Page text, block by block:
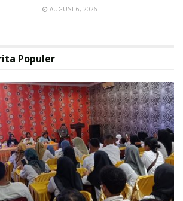
AUGUST 6, 2026
Populer